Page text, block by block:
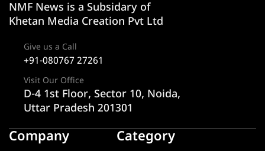
NMF News is a Subsidary of
Khetan Media Creation Pvt Ltd
Give us a Call
+91-080767 27261
Visit Our Office
D-4 1st Floor, Sector 10, Noida,
Uttar Pradesh 201301
Company Category